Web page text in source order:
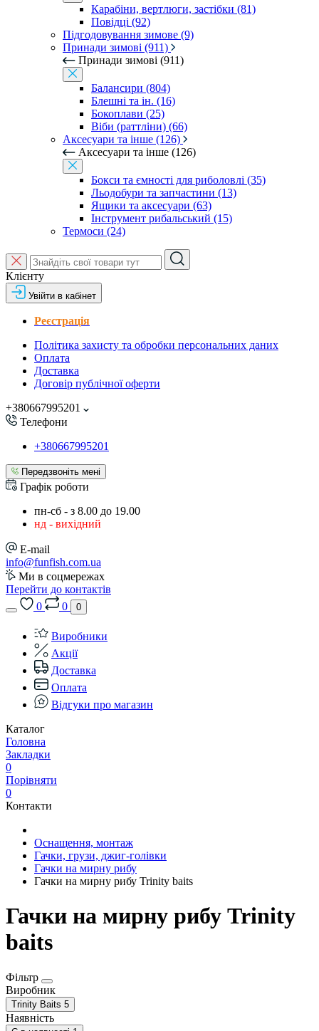
Карабіни, вертлюги, застібки (81)
Повідці (92)
Підгодовування зимове (9)
Принади зимові (911)
Принади зимові (911)
Балансири (804)
Блешні та ін. (16)
Бокоплави (25)
Віби (раттліни) (66)
Аксесуари та інше (126)
Аксесуари та інше (126)
Бокси та ємності для риболовлі (35)
Льодобури та запчастини (13)
Ящики та аксесуари (63)
Інструмент рибальський (15)
Термоси (24)
Клієнту
Увійти в кабінет
Реєстрація
Політика захисту та обробки персональних даних
Оплата
Доставка
Договір публічної оферти
+380667995201
Телефони
+380667995201
Передзвоніть мені
Графік роботи
пн-сб - з 8.00 до 19.00
нд - вихідний
E-mail
info@funfish.com.ua
Ми в соцмережах
Перейти до контактів
0
0 0
Виробники
Акції
Доставка
Оплата
Відгуки про магазин
Каталог
Головна
Закладки
0
Порівняти
0
Контакти
Оснащення, монтаж
Гачки, грузи, джиг-голівки
Гачки на мирну рибу
Гачки на мирну рибу Trinity baits
Гачки на мирну рибу Trinity
baits
Фільтр
Виробник
Trinity Baits 5
Наявність